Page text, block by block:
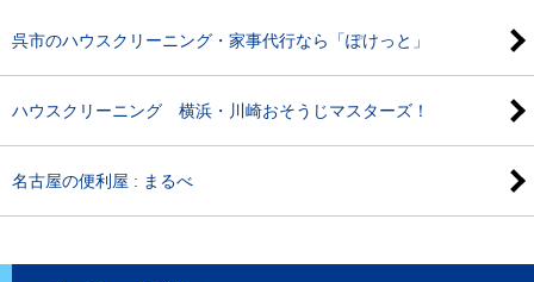
呉市のハウスクリーニング・家事代行なら「ぽけっと」
ハウスクリーニング 横浜・川崎おそうじマスターズ！
名古屋の便利屋 : まるべ